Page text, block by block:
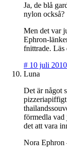
Ja, de blå
nylon också?
Men det var
Ephron-
fnittrade. Läs
# 10 juli
Luna
Det är något
förmedla vad
det att vara
Nora Ephron